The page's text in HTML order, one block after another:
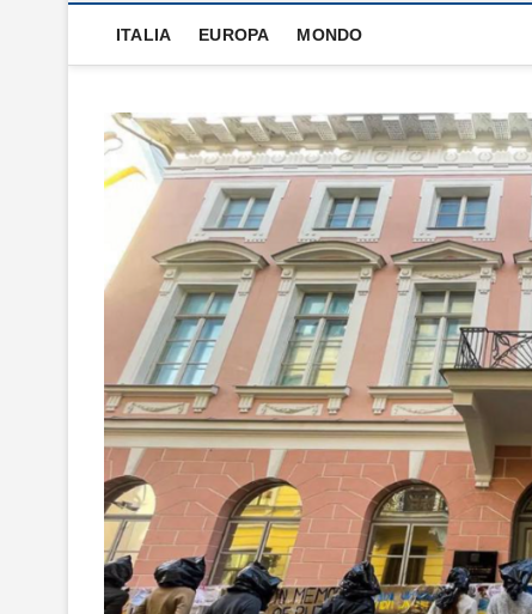
ITALIA EUROPA MONDO